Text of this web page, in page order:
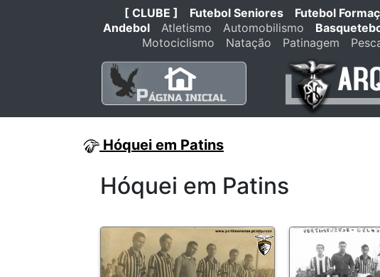
[ CLUBE ] Futebol Seniores Futebol
Andebol
Atletismo Automobilismo
Motociclismo
Natação Patinagem
Hóquei em Patins
Hóquei em Patins